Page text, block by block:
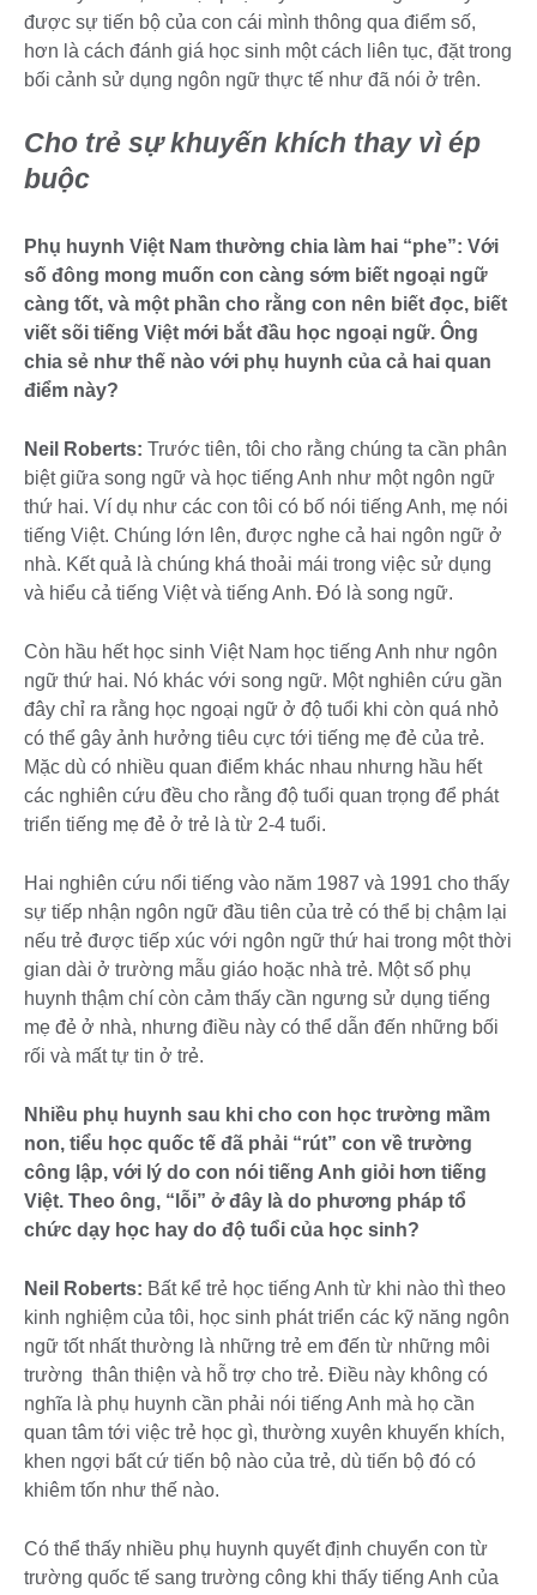
được sự tiến bộ của con cái mình thông qua điểm số,
hơn là cách đánh giá học sinh một cách liên tục, đặt trong
bối cảnh sử dụng ngôn ngữ thực tế như đã nói ở trên.
Cho trẻ sự khuyến khích thay vì ép
buộc
Phụ huynh Việt Nam thường chia làm hai “phe”: Với
số đông mong muốn con càng sớm biết ngoại ngữ
càng tốt, và một phần cho rằng con nên biết đọc, biết
viết sõi tiếng Việt mới bắt đầu học ngoại ngữ. Ông
chia sẻ như thế nào với phụ huynh của cả hai quan
điểm này?
Neil Roberts: Trước tiên, tôi cho rằng chúng ta cần phân
biệt giữa song ngữ và học tiếng Anh như một ngôn ngữ
thứ hai. Ví dụ như các con tôi có bố nói tiếng Anh, mẹ nói
tiếng Việt. Chúng lớn lên, được nghe cả hai ngôn ngữ ở
nhà. Kết quả là chúng khá thoải mái trong việc sử dụng
và hiểu cả tiếng Việt và tiếng Anh. Đó là song ngữ.
Còn hầu hết học sinh Việt Nam học tiếng Anh như ngôn
ngữ thứ hai. Nó khác với song ngữ. Một nghiên cứu gần
đây chỉ ra rằng học ngoại ngữ ở độ tuổi khi còn quá nhỏ
có thể gây ảnh hưởng tiêu cực tới tiếng mẹ đẻ của trẻ.
Mặc dù có nhiều quan điểm khác nhau nhưng hầu hết
các nghiên cứu đều cho rằng độ tuổi quan trọng để phát
triển tiếng mẹ đẻ ở trẻ là từ 2-4 tuổi.
Hai nghiên cứu nổi tiếng vào năm 1987 và 1991 cho thấy
sự tiếp nhận ngôn ngữ đầu tiên của trẻ có thể bị chậm lại
nếu trẻ được tiếp xúc với ngôn ngữ thứ hai trong một thời
gian dài ở trường mẫu giáo hoặc nhà trẻ. Một số phụ
huynh thậm chí còn cảm thấy cần ngưng sử dụng tiếng
mẹ đẻ ở nhà, nhưng điều này có thể dẫn đến những bối
rối và mất tự tin ở trẻ.
Nhiều phụ huynh sau khi cho con học trường mầm
non, tiểu học quốc tế đã phải “rút” con về trường
công lập, với lý do con nói tiếng Anh giỏi hơn tiếng
Việt. Theo ông, “lỗi” ở đây là do phương pháp tổ
chức dạy học hay do độ tuổi của học sinh?
Neil Roberts: Bất kể trẻ học tiếng Anh từ khi nào thì theo
kinh nghiệm của tôi, học sinh phát triển các kỹ năng ngôn
ngữ tốt nhất thường là những trẻ em đến từ những môi
trường thân thiện và hỗ trợ cho trẻ. Điều này không có
nghĩa là phụ huynh cần phải nói tiếng Anh mà họ cần
quan tâm tới việc trẻ học gì, thường xuyên khuyến khích,
khen ngợi bất cứ tiến bộ nào của trẻ, dù tiến bộ đó có
khiêm tốn như thế nào.
Có thể thấy nhiều phụ huynh quyết định chuyển con từ
trường quốc tế sang trường công khi thấy tiếng Anh của